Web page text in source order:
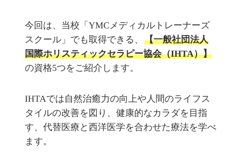
今回は、当校「YMCメディカルトレーナーズ
スクール」でも取得できる、 【一般社団法人
国際ホリスティックセラピー協会（IHTA）】
の資格5つをご紹介します。
IHTAでは自然治癒力の向上や人間のライフス
タイルの改善を図り、健康的なカラダを目指
す、代替医療と西洋医学を合わせた療法を学べ
ます。